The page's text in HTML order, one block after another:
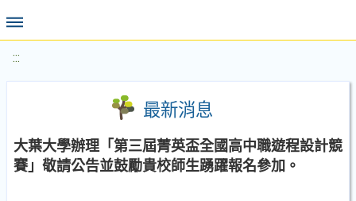
:::
最新消息
大葉大學辦理「第三屆菁英盃全國高中職遊程設計競
賽」敬請公告並鼓勵貴校師生踴躍報名參加。